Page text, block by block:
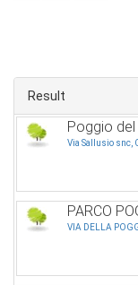
Result
Poggio
Via Sallusio snc,
PARCO
VIA DELLA